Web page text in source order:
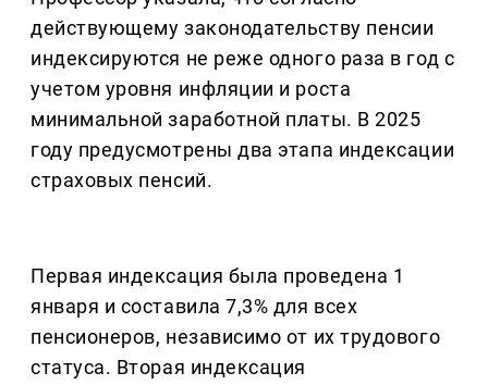
действующему законодательству пенсии
индексируются не реже одного раза в год с
учетом уровня инфляции и роста
минимальной заработной платы. В 2025
году предусмотрены два этапа индексации
страховых пенсий.
Первая индексация была проведена 1
января и составила 7,3% для всех
пенсионеров, независимо от их трудового
статуса. Вторая индексация